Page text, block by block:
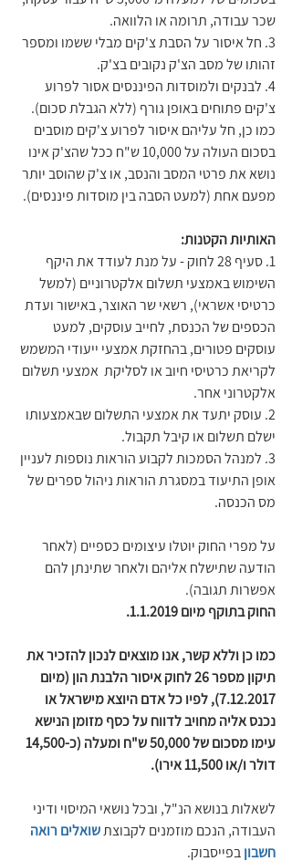
שכר עבודה, תרומה או הלוואה.
3. חל איסור על הסבת צ'קים מבלי ששמו ומספר
זהותו של מסב הצ'ק נקובים בצ'ק.
4. לבנקים ולמוסדות הפיננסים אסור לפרוע
צ'קים פתוחים באופן גורף (ללא הגבלת סכום).
כמו כן, חל עליהם איסור לפרוע צ'קים מוסבים
בסכום העולה על 10,000 ש"ח ככל שהצ'ק אינו
נושא את פרטי המסב והנסב, או צ'ק שהוסב יותר
מפעם אחת (למעט הסבה בין מוסדות פיננסים).
האותיות הקטנות:
1. סעיף 28 לחוק - על מנת לעודד את היקף
השימוש באמצעי תשלום אלקטרוניים (למשל
כרטיסי אשראי), רשאי שר האוצר, באישור ועדת
הכספים של הכנסת, לחייב עוסקים, למעט
עוסקים פטורים, בהחזקת אמצעי ייעודי המשמש
לקריאת כרטיסי חיוב או לסליקת  אמצעי תשלום
אלקטרוני אחר.
2. עוסק יתעד את אמצעי התשלום שבאמצעותו
ישלם תשלום או קיבל תקבול.
3. למנהל הסמכות לקבוע הוראות נוספות לעניין
אופן התיעוד במסגרת הוראות ניהול ספרים של
מס הכנסה.
על מפרי החוק יוטלו עיצומים כספיים (לאחר
הודעה שתישלח אליהם ולאחר שתינתן להם
אפשרות תגובה).
החוק בתוקף מיום 1.1.2019.
כמו כן וללא קשר, אנו מוצאים לנכון להזכיר את
תיקון מספר 26 לחוק איסור הלבנת הון (מיום
7.12.2017), לפיו כל אדם היוצא מישראל או
נכנס אליה מחויב לדווח על כסף מזומן הנישא
דולר ו/או 11,500 אירו).
לשאלות בנושא הנ"ל, ובכל נושאי המיסוי ודיני
העבודה, הנכם מוזמנים לקבוצת שואלים רואה
חשבון בפייסבוק.